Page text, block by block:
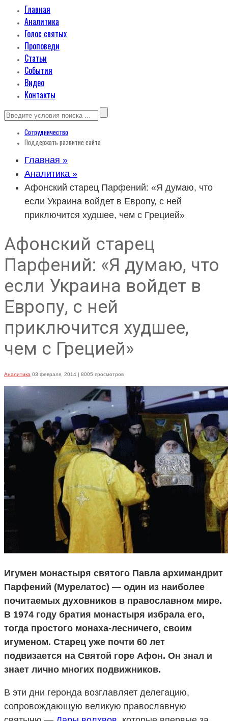
Главная
Аналитика
Голос святых
Проповеди
Статьи
События
Видео
Контакты
Сотрудничество
Поддержать развитие сайта
Главная »
Аналитика »
Афонский старец Парфений: «Я думаю, что
если Украина войдет в Европу, с ней
приключится худшее, чем с Грецией»
Афонский старец
Парфений: «Я думаю, что
если Украина войдет в
Европу, с ней
приключится худшее,
чем с Грецией»
Аналитика 03 февраля, 2014 | 8005 просмотров
Игумен монастыря святого Павла архимандрит
Парфений (Мурелатос) — один из наиболее
почитаемых духовников в православном мире.
В 1974 году братия монастыря избрала его,
тогда простого монаха-лесничего, своим
игуменом. Старец уже почти 60 лет
подвизается на Cвятой горе Афон. Он знал и
знает лично многих подвижников.
В эти дни геронда возглавляет делегацию,
сопровождающую великую православную